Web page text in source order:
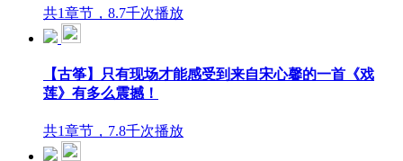
共1章节，8.7千次播放
【古筝】只有现场才能感受到来自宋心馨的一首《戏
莲》有多么震撼！
共1章节，7.8千次播放